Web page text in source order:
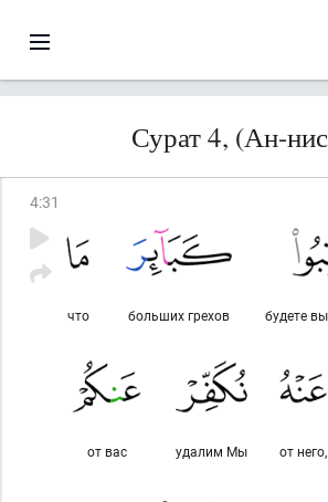
Сурат 4, (Ан-
4:31
будете
больших грехов
что
от него,
удалим Мы
от вас